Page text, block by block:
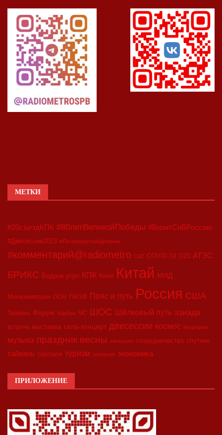
МЕТКИ
#20съездКПК #80летВеликойПобеды #ВизитСиВРоссию
#Двесессии2023 #Петербургскийдневник
#комментарий@radiometro CIIE COVID-19 G20 АТЭС
БРИКС Бодрое утро КПК Кино Китай МИД
Минкоммерции ООН ПМЭФ Пояс и путь Россия США
Тайвань Форум Харбин ЧС ШОС Шёлковый путь азиада
встреча выставка гала-концерт двесессии космос медицина
музыка праздник весны синьцзян сотрудничество спутник
тайвань торговля туризм экология экономика
ПРИЛОЖЕНИЕ